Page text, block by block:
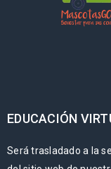
EDUCACIÓN
Será trasladado a la